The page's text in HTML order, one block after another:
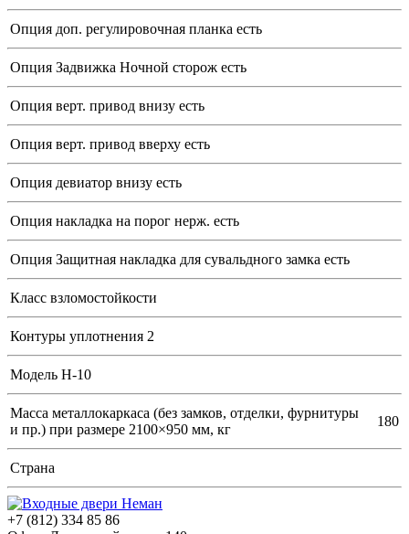
Опция доп. регулировочная планка есть
Опция Задвижка Ночной сторож есть
Опция верт. привод внизу есть
Опция верт. привод вверху есть
Опция девиатор внизу есть
Опция накладка на порог нерж. есть
Опция Защитная накладка для сувальдного замка есть
Класс взломостойкости
Контуры уплотнения 2
Модель Н-10
Масса металлокаркаса (без замков, отделки, фурнитуры
и пр.) при размере 2100×950 мм, кг
180
Страна
+7 (812) 334 85 86